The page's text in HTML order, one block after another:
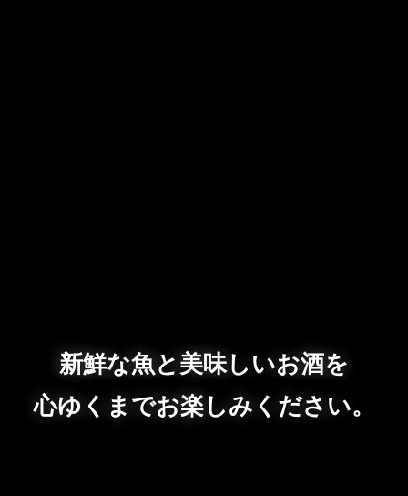
新鮮な魚と美味しいお酒を
心ゆくまでお楽しみください。